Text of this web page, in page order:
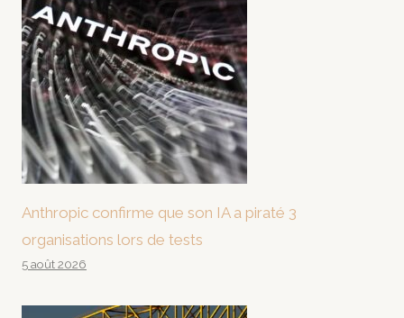
Anthropic confirme que son IA a piraté 3
organisations lors de tests
5 août 2026